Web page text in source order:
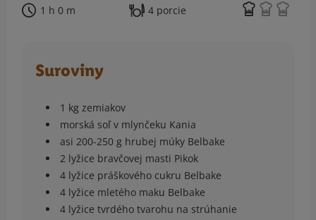
1 h 0 m 4 porcie
Suroviny
1 kg zemiakov
morská soľ v mlynčeku Kania
asi 200-250 g hrubej múky Belbake
2 lyžice bravčovej masti Pikok
4 lyžice práškového cukru Belbake
4 lyžice mletého maku Belbake
4 lyžice tvrdého tvarohu na strúhanie